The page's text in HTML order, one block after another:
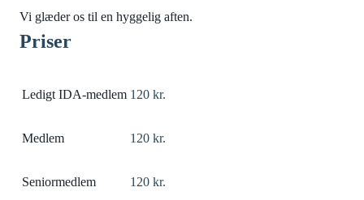
Vi glæder os til en hyggelig aften.
Priser
Ledigt IDA-medlem 120 kr.
Medlem 120 kr.
Seniormedlem 120 kr.